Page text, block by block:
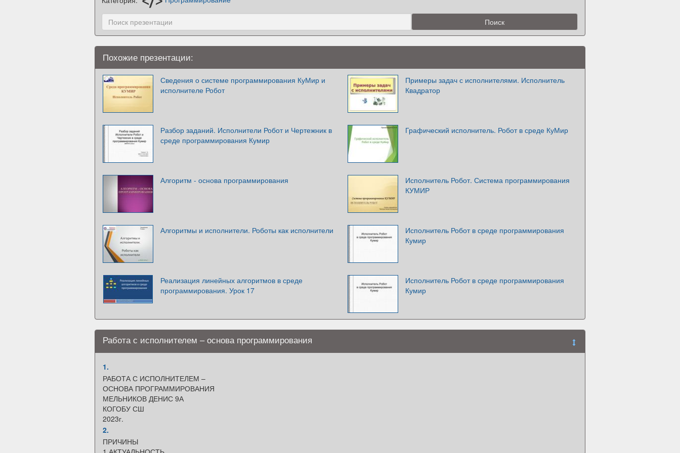
Похожие презентации:
Сведения о системе программирования КуМир и
исполнителе Робот
Примеры задач с исполнителями. Исполнитель
Квадратор
Разбор заданий. Исполнители Робот и Чертежник в
среде программирования Кумир
Графический исполнитель. Робот в среде КуМир
Алгоритм - основа программирования
Исполнитель Робот. Система программирования
КУМИР
Алгоритмы и исполнители. Роботы как исполнители
Исполнитель Робот в среде программирования
Кумир
Реализация линейных алгоритмов в среде
программирования. Урок 17
Исполнитель Робот в среде программирования
Кумир
Работа с исполнителем – основа программирования
1.
РАБОТА С ИСПОЛНИТЕЛЕМ –
ОСНОВА ПРОГРАММИРОВАНИЯ
МЕЛЬНИКОВ ДЕНИС 9А
КОГОБУ СШ
2023г.
2.
ПРИЧИНЫ